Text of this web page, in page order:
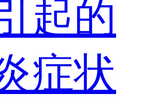
起的
症状